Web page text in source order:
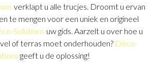
verklapt u alle trucjes. Droomt u ervan
te mengen voor een uniek en origineel
Solutions uw gids. Aarzelt u over hoe u
of terras moet onderhouden? Déco-
geeft u de oplossing!